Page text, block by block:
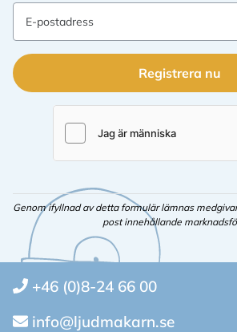
E-postadress
Registrera nu
Genom ifyllnad av detta formulär lämnas
post innehållande
+46 (0)8-24 66 00
info@ljudmakarn.se